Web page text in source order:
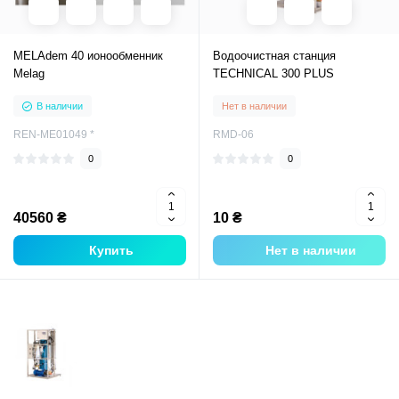
MELAdem 40 ионообменник
Melag
В наличии
REN-ME01049 *
0
40560 ₴
Купить
Водоочистная станция
TECHNICAL 300 PLUS
Нет в наличии
RMD-06
0
10 ₴
Нет в наличии